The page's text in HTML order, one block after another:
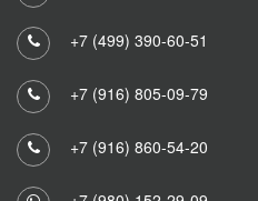
+7 (499) 390-60-51
+7 (916) 805-09-79
+7 (916) 860-54-20